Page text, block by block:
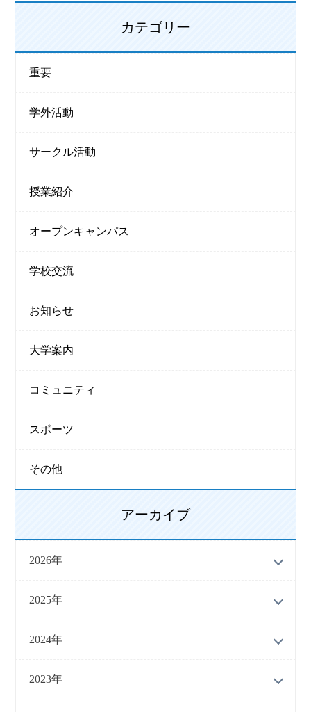
カテゴリー
重要
学外活動
サークル活動
授業紹介
オープンキャンパス
学校交流
お知らせ
大学案内
コミュニティ
スポーツ
その他
アーカイブ
2026年
2025年
2024年
2023年